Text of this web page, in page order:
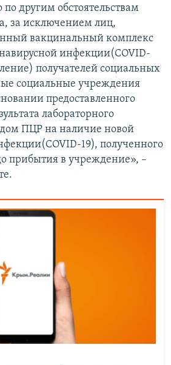
по другим обстоятельствам
за исключением лиц,
вакцинальный комплекс
инфекции(COVID-
получателей социальных
социальные учреждения
предоставленного
лабораторного
ПЦР на наличие новой
19), полученного
прибытия в учреждение», –